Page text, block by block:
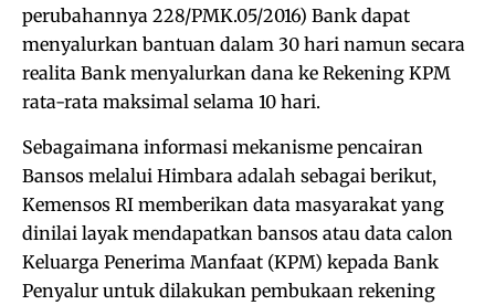
perubahannya 228/PMK.05/2016) Bank dapat
menyalurkan bantuan dalam 30 hari namun secara
realita Bank menyalurkan dana ke Rekening KPM
rata-rata maksimal selama 10 hari.
Sebagaimana informasi mekanisme pencairan
Bansos melalui Himbara adalah sebagai berikut,
Kemensos RI memberikan data masyarakat yang
dinilai layak mendapatkan bansos atau data calon
Keluarga Penerima Manfaat (KPM) kepada Bank
Penyalur untuk dilakukan pembukaan rekening